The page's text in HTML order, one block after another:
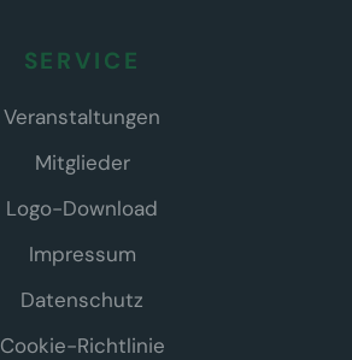
SERVICE
Veranstaltungen
Mitglieder
Logo-Download
Impressum
Datenschutz
Cookie-Richtlinie